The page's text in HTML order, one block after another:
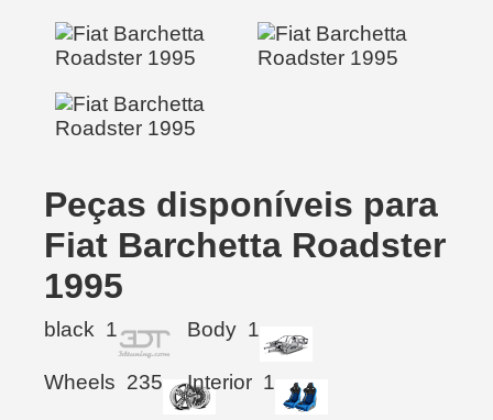
Peças disponíveis para
Fiat Barchetta Roadster
1995
black 1 Body 1
Wheels 235 Interior 1